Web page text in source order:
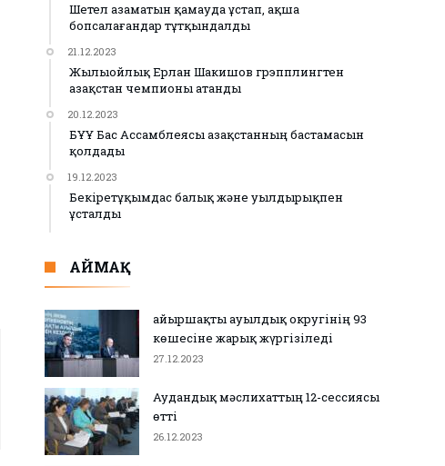
Шетел азаматын қамауда ұстап, ақша
бопсалағандар тұтқындалды
21.12.2023
Жылыойлық Ерлан Шакишов грэпплингтен
Қазақстан чемпионы атанды
20.12.2023
БҰҰ Бас Ассамблеясы Қазақстанның бастамасын
қолдады
19.12.2023
Бекіретұқымдас балық және уылдырықпен
ұсталды
АЙМАҚ
Қайыршақты ауылдық округінің 93
көшесіне жарық жүргізіледі
27.12.2023
Аудандық мәслихаттың 12-сессиясы
өтті
26.12.2023